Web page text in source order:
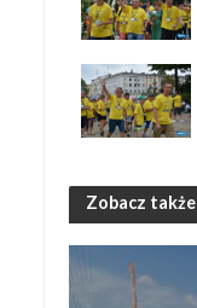
Zobacz także